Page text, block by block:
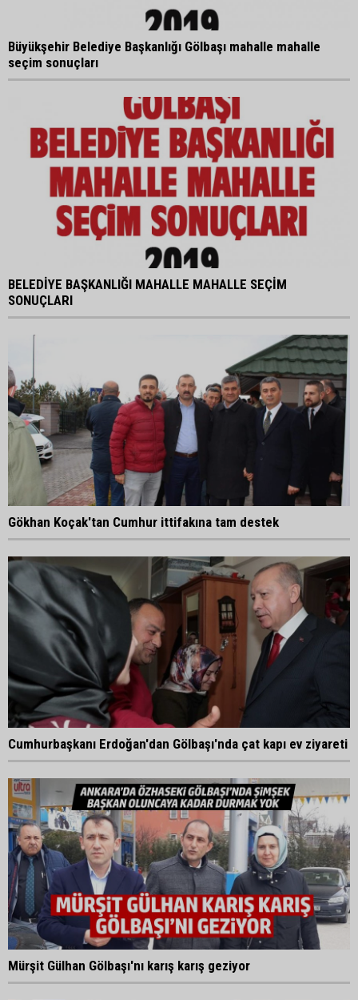
Büyükşehir Belediye Başkanlığı Gölbaşı mahalle mahalle
seçim sonuçları
BELEDİYE BAŞKANLIĞI MAHALLE MAHALLE SEÇİM
SONUÇLARI
Gökhan Koçak'tan Cumhur ittifakına tam destek
Cumhurbaşkanı Erdoğan'dan Gölbaşı'nda çat kapı ev ziyareti
Mürşit Gülhan Gölbaşı'nı karış karış geziyor